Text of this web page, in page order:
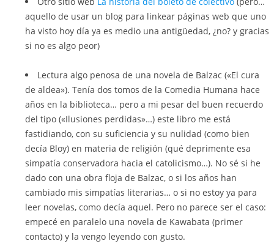
aquello de usar un blog para linkear páginas web que uno
ha visto hoy día ya es medio una antigüedad, ¿no? y gracias
si no es algo peor)
Lectura algo penosa de una novela de Balzac («El cura
de aldea»). Tenía dos tomos de la Comedia Humana hace
años en la biblioteca… pero a mi pesar del buen recuerdo
del tipo («Ilusiones perdidas»…) este libro me está
fastidiando, con su suficiencia y su nulidad (como bien
decía Bloy) en materia de religión (qué deprimente esa
simpatía conservadora hacia el catolicismo…). No sé si he
dado con una obra floja de Balzac, o si los años han
cambiado mis simpatías literarias… o si no estoy ya para
leer novelas, como decía aquel. Pero no parece ser el caso:
empecé en paralelo una novela de Kawabata (primer
contacto) y la vengo leyendo con gusto.